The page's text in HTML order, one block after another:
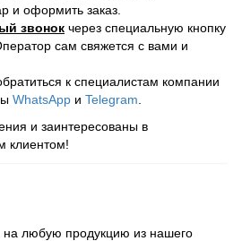
и оформить заказ.
звонок через специальную кнопку
сам свяжется с вами и
к специалистам компании
WhatsApp и Telegram
и заинтересованы в
клиентом!
любую продукцию из нашего